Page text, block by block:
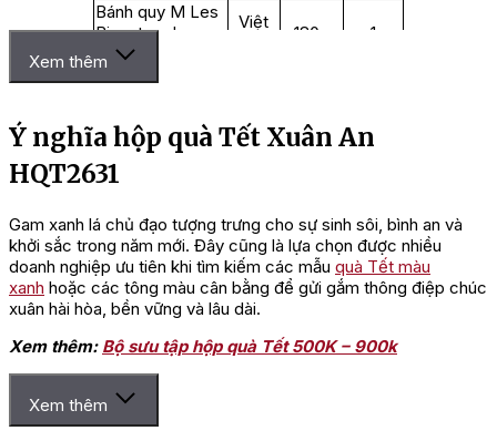
Bánh quy M Les
Biscutes de
Gourmands HG
Việt
180g 1
Nho khô đen
HG
Cafe Lafiesta
Việt
Set quà có thể điều chỉnh linh hoạt thành phần theo ngân sách,
phù hợp doanh nghiệp đặtquà Tết doanh nghiệpsố lượng lớn
để tri ân khách hàng và đội ngũ nhân sự trong dịp Tết.
Đặt Hộp Quà Tết Xuân An HQT2631 tại
Mua Quà Tết
Xem thêm
Ý nghĩa hộp quà Tết Xuân An
HQT2631
Gam xanh lá chủ đạo tượng trưng cho sự sinh sôi, bình an và
khởi sắc trong năm mới. Đây cũng là lựa chọn được nhiều
doanh nghiệp ưu tiên khi tìm kiếm các mẫu quà Tết màu
xanh hoặc các tông màu cân bằng để gửi gắm thông điệp chúc
xuân hài hòa, bền vững và lâu dài.
Xem thêm: Bộ sưu tập hộp quà Tết 500K – 900k
Xem thêm